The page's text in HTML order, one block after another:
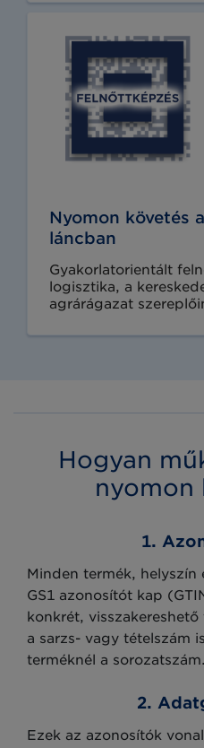
Nyomon követés
láncban
Gyakorlatorientált
logisztika, a
agrárágazat
Hogyan
nyomon
1.
Minden termék, helyszín
GS1 azonosítót kap
konkrét,
a sarzs- vagy tételszám
terméknél a sorozatszám.
2.
Ezek az azonosítók